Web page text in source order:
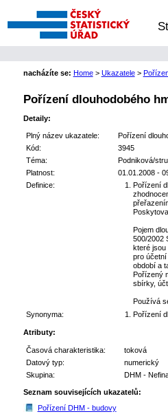
nacházíte se: Home> Ukazatele >
Pořízení dlouhodobého
Detaily:
Plný název ukazatele:
Pořízení
Kód:
3945
Téma:
Podniková/
Platnost:
01.01.2008 -
Definice:
Pořízení
Pojem
500/2002
které jsou
pro
období a
Pořízený
sbírky,
Používá
Synonyma:
Pořízení
Atributy:
Časová charakteristika:
toková
Datový typ:
numerický
Skupina:
DHM -
Seznam souvisejících ukazatelů:
Pořízení DHM - budovy